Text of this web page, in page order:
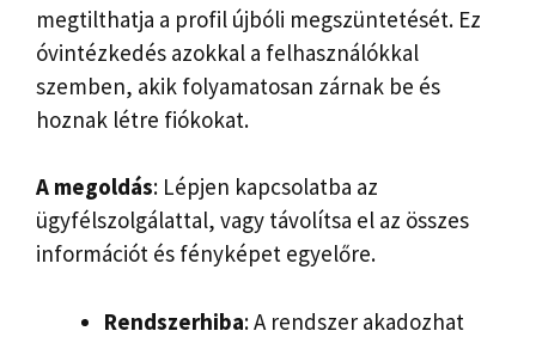
megtilthatja a profil újbóli megszüntetését. Ez
óvintézkedés azokkal a felhasználókkal
szemben, akik folyamatosan zárnak be és
hoznak létre fiókokat.
A megoldás: Lépjen kapcsolatba az
ügyfélszolgálattal, vagy távolítsa el az összes
információt és fényképet egyelőre.
Rendszerhiba: A rendszer akadozhat